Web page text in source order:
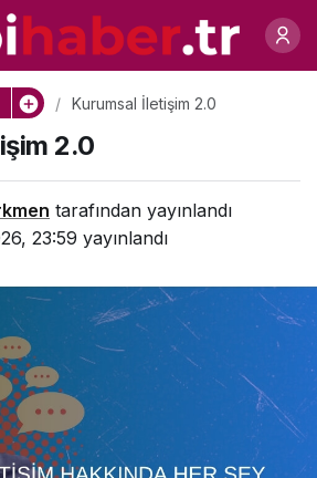
Kurumsal İletişim 2.0
2.0
tarafından yayınlandı
23:59 yayınlandı
Bir
0 Paylaş